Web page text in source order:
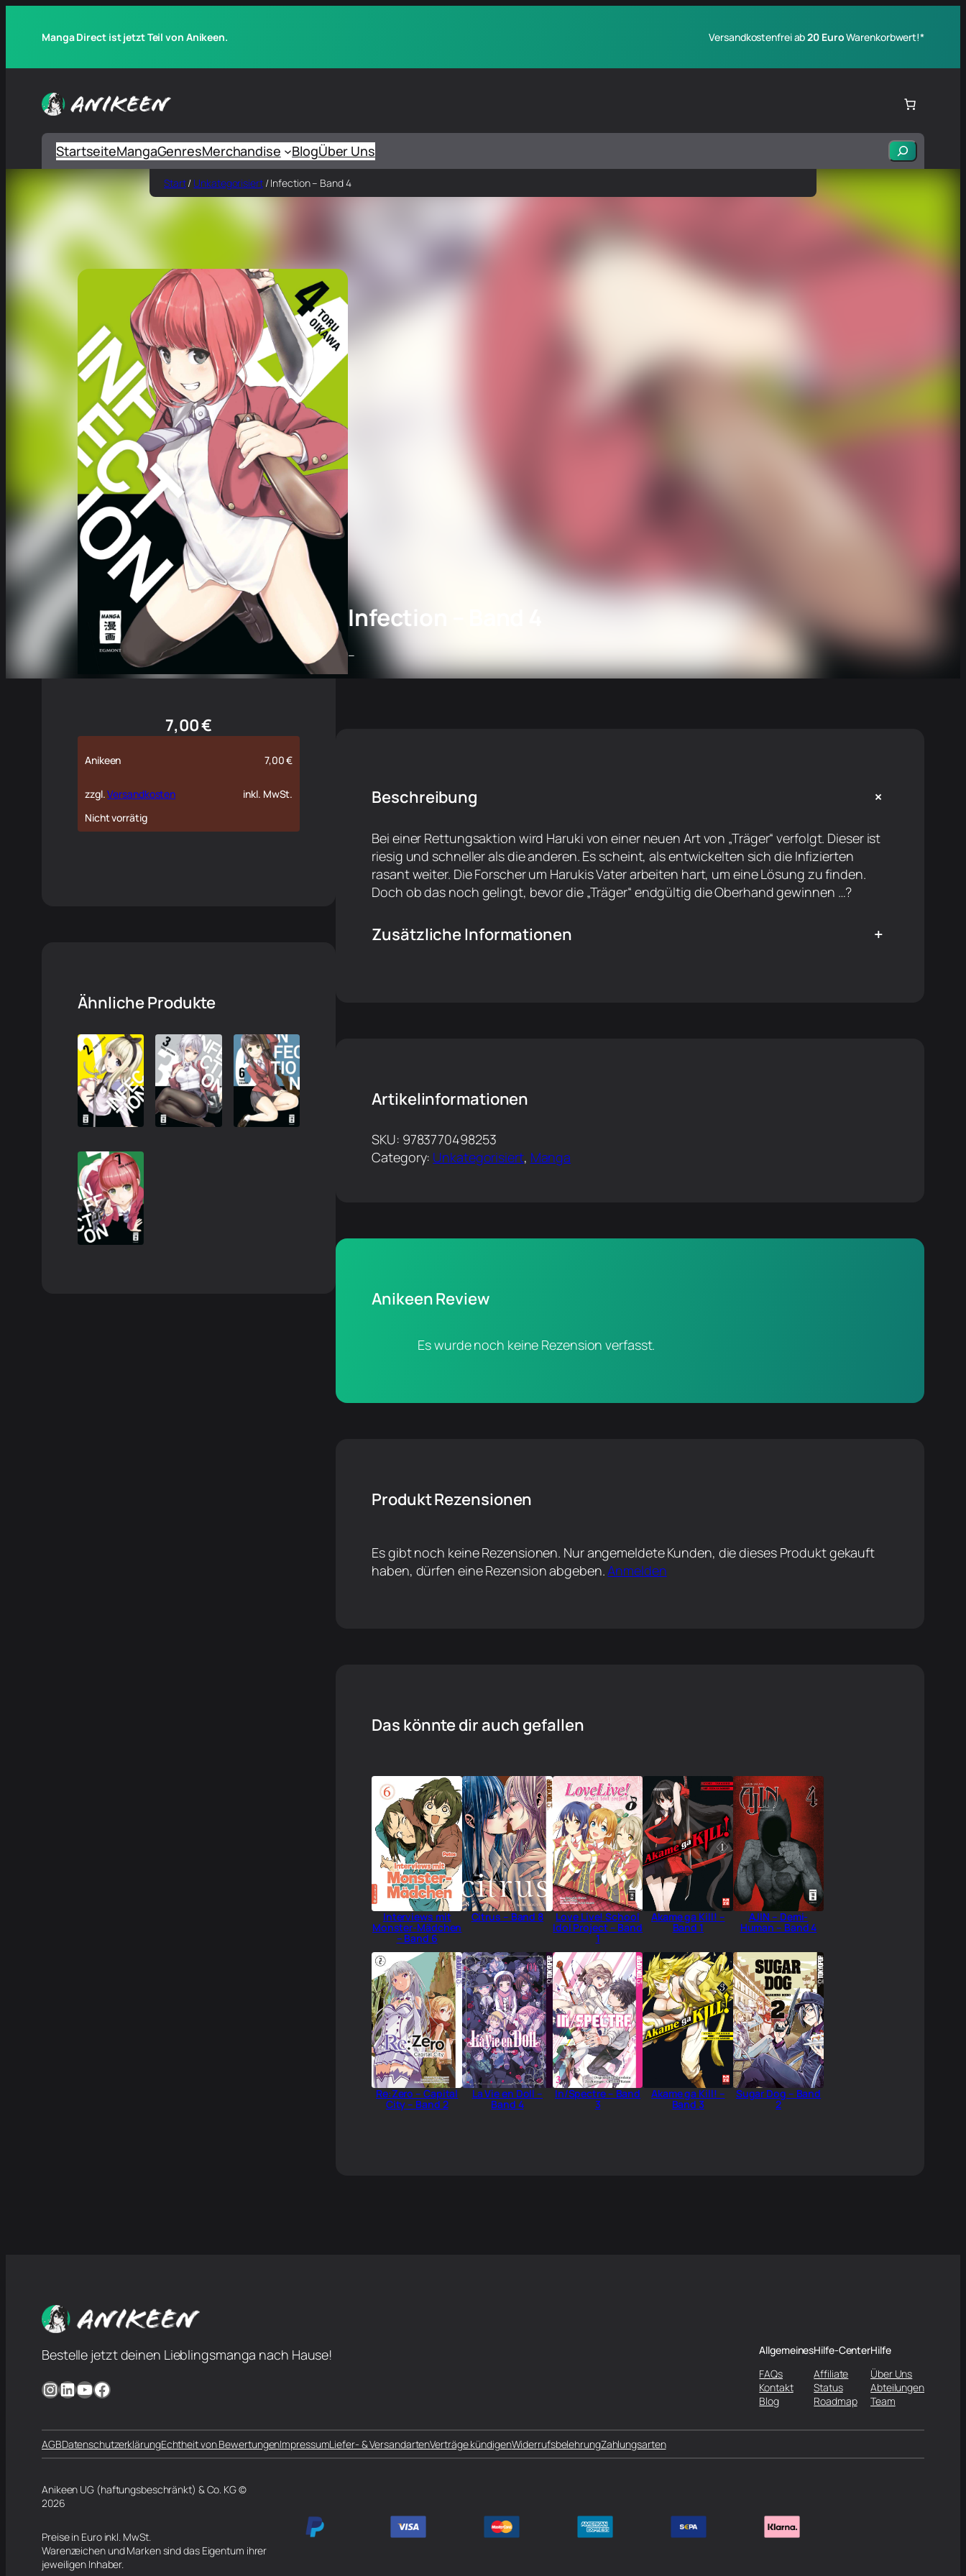
Manga Direct ist jetzt Teil von Anikeen. Versandkostenfrei ab20 EuroWarenkorbwert!*
StartseiteMangaGenresMerchandise BlogÜber Uns Suchen
Start/ Unkategorisiert/ Infection – Band 4
Infection – Band 4
–
7,00€
Anikeen 7,00€
zzgl.Versandkosten
inkl. MwSt.
Nicht vorrätig
Ähnliche Produkte
Beschreibung +
Bei einer Rettungsaktion wird Haruki von einer neuen Art von „Träger“ verfolgt. Dieser ist
riesig und schneller als die anderen. Es scheint, als entwickelten sich die Infizierten
rasant weiter. Die Forscher um Harukis Vater arbeiten hart, um eine Lösung zu finden.
Doch ob das noch gelingt, bevor die „Träger“ endgültig die Oberhand gewinnen …?
Zusätzliche Informationen +
Artikelinformationen
SKU: 9783770498253
Category: Unkategorisiert, Manga
Anikeen Review
Es wurde noch keine Rezension verfasst.
Produkt Rezensionen
Es gibt noch keine Rezensionen. Nur angemeldete Kunden, die dieses Produkt gekauft
haben, dürfen eine Rezension abgeben. Anmelden
Das könnte dir auch gefallen
Interviews mit
Monster-Mädchen
– Band 6
Citrus – Band 8 Love Live! School
Idol Project – Band
1
Akame ga Kill! –
Band 1
AJIN – Demi-
Human – Band 4
Re:Zero – Capital
City – Band 2
La Vie en Doll –
Band 4
In/Spectre – Band
3
Akame ga Kill! –
Band 3
Sugar Dog – Band
2
Bestelle jetzt deinen Lieblingsmanga nach Hause!
InstagramLinkedIn YouTube Facebook
Allgemeines
FAQs
Kontakt
Blog
Hilfe-Center
Affiliate
Status
Roadmap
Hilfe
Über Uns
Abteilungen
Team
AGBDatenschutzerklärungEchtheit von BewertungenImpressumLiefer- & VersandartenVerträge kündigenWiderrufsbelehrungZahlungsarten
Anikeen UG (haftungsbeschränkt) & Co. KG ©
2026
Preise in Euro inkl. MwSt.
Warenzeichen und Marken sind das Eigentum ihrer
jeweiligen Inhaber.